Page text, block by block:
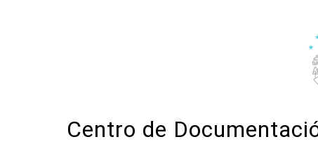
Centro de